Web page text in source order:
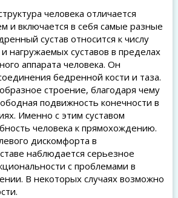
человека отличается
и включается в себя самые разные
сустав относится к числу
нагружаемых суставов в пределах
аппарата человека. Он
бедренной кости и таза.
строение, благодаря чему
подвижность конечности в
Именно с этим суставом
человека к прямохождению.
дискомфорта в
наблюдается серьезное
с проблемами в
В некоторых случаях возможно